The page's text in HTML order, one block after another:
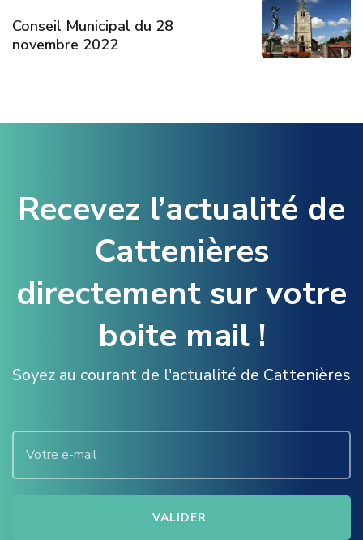
Conseil Municipal du 28
novembre 2022
Recevez l’actualité de
Cattenières
directement sur votre
boite mail !
Soyez au courant de l'actualité de Cattenières